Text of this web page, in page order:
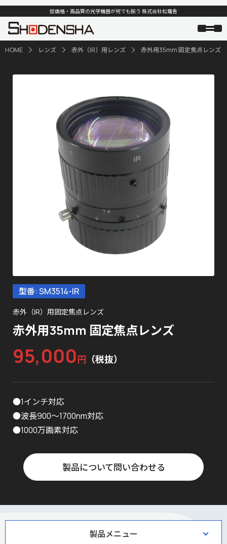
低価格・高品質の光学機器が何でも揃う 株式会社松電舎
HOME レンズ 赤外（IR）用レンズ 赤外用35mm 固定焦点レンズ
型番: SM3514-IR
赤外（IR）用固定焦点レンズ
赤外用35mm 固定焦点レンズ
95,000円 （税抜）
●1インチ対応
●波長900～1700nm対応
●1000万画素対応
製品について問い合わせる
製品メニュー